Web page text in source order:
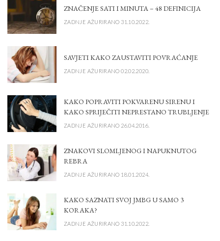
ZNAČENJE SATI I MINUTA – 48 DEFINICIJA
ZADNJE AŽURIRANO 31.10.2022.
SAVJETI KAKO ZAUSTAVITI POVRAĆANJE
ZADNJE AŽURIRANO 02.02.2020.
KAKO POPRAVITI POKVARENU SIRENU I
KAKO SPRIJEČITI NEPRESTANO TRUBLJENJE
ZADNJE AŽURIRANO 26.04.2016.
ZNAKOVI SLOMLJENOG I NAPUKNUTOG
REBRA
ZADNJE AŽURIRANO 18.01.2024.
KAKO SAZNATI SVOJ JMBG U SAMO 3
KORAKA?
ZADNJE AŽURIRANO 31.10.2022.